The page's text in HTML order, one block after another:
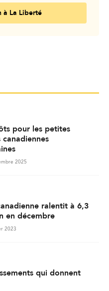
à La Liberté
pour les petites
2025
ralentit à 6,3
en décembre
2023
qui donnent